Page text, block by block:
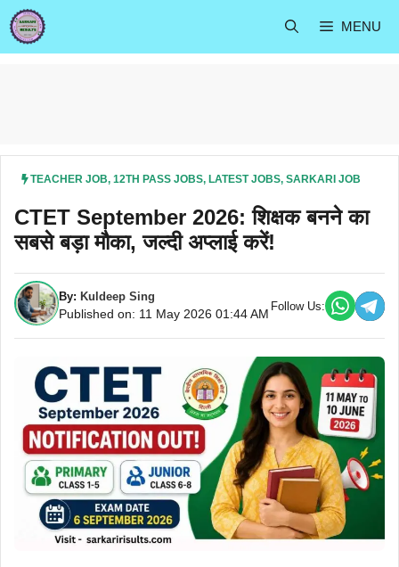
Skip
to
content
MENU
TEACHER JOB, 12TH PASS JOBS, LATEST JOBS, SARKARI JOB
CTET September 2026: शिक्षक बनने का
सबसे बड़ा मौका, जल्दी अप्लाई करें!
By: Kuldeep Sing
Published on: 11 May 2026 01:44 AM
Follow Us: